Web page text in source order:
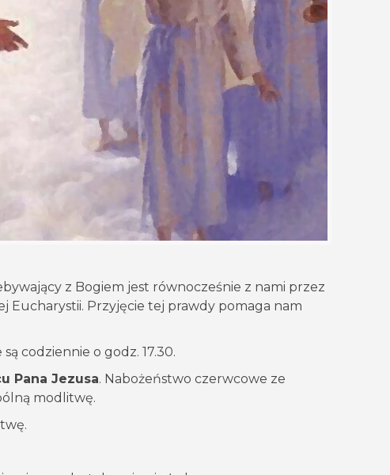
z Bogiem jest równocześnie z nami przez
Eucharystii. Przyjęcie tej prawdy pomaga nam
codziennie o godz. 17.30.
Pana Jezusa. Nabożeństwo czerwcowe ze
modlitwę.